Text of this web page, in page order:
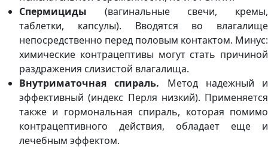
Спермициды (вагинальные свечи, кремы,
таблетки, капсулы). Вводятся во влагалище
непосредственно перед половым контактом. Минус:
химические контрацептивы могут стать причиной
раздражения слизистой влагалища.
Внутриматочная спираль. Метод надежный и
эффективный (индекс Перля низкий). Применяется
также и гормональная спираль, которая помимо
контрацептивного действия, обладает еще и
лечебным эффектом.